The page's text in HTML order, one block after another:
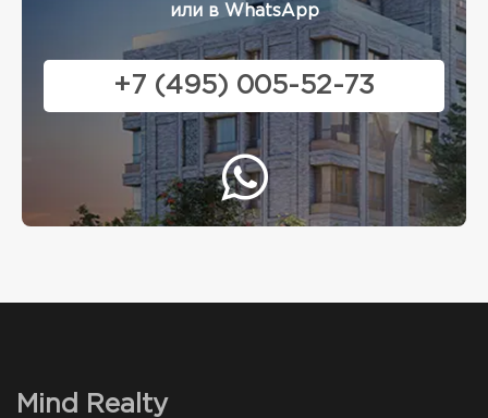
или в WhatsApp
+7 (495) 005-52-73
Mind Realty